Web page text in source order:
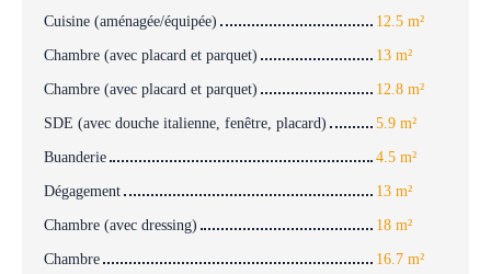
Cuisine (aménagée/équipée)
12.5 m²
Chambre (avec placard et parquet)
13 m²
Chambre (avec placard et parquet)
12.8 m²
SDE (avec douche italienne, fenêtre, placard)
5.9 m²
Buanderie
4.5 m²
Dégagement
13 m²
Chambre (avec dressing)
18 m²
Chambre
16.7 m²